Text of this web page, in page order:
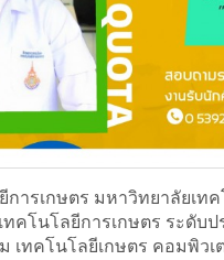
เกษตร มหาวิทยาลัยเทค
คโนโลยีการเกษตร ระดั
เทคโนโลยีเกษตร คอมพิว